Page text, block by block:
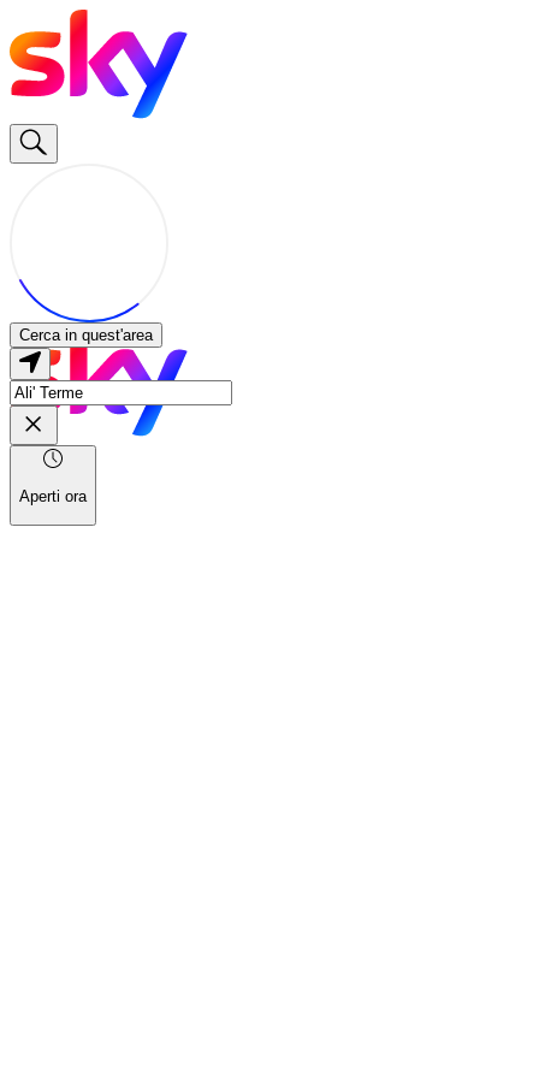
Cerca in quest'area
Aperti ora